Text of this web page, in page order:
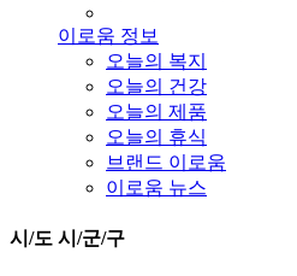
이로움 정보
오늘의 복지
오늘의 건강
오늘의 제품
오늘의 휴식
브랜드 이로움
이로움 뉴스
시/도 시/군/구